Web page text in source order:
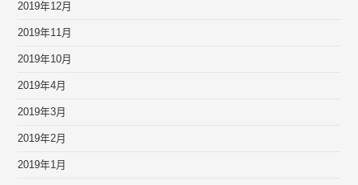
2019年12月
2019年11月
2019年10月
2019年4月
2019年3月
2019年2月
2019年1月